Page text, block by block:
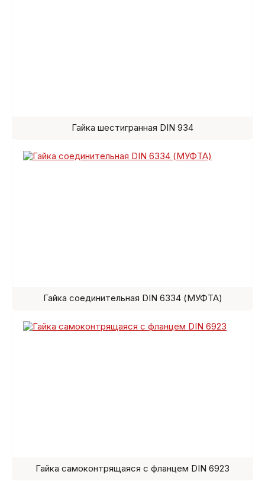
Гайка шестигранная DIN 934
Гайка соединительная DIN 6334 (МУФТА)
Гайка самоконтрящаяся с фланцем DIN 6923